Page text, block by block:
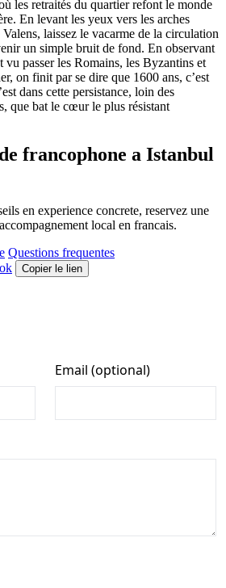
les retraités du quartier refont le monde
En levant les yeux vers les arches
Valens, laissez le vacarme de la circulation
un simple bruit de fond. En observant
vu passer les Romains, les Byzantins et
on finit par se dire que 1600 ans, c’est
dans cette persistance, loin des
que bat le cœur le plus résistant
francophone a Istanbul
en experience concrete, reservez une
local en francais.
Questions frequentes
Copier le lien